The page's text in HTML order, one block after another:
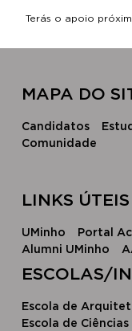
Terás o apoio
MAPA DO
Candidatos
Comunidade
LINKS ÚTEIS
UMinho Portal
Alumni UMinho
​ESCOLAS/
Escola de
Escola ​de Ciências